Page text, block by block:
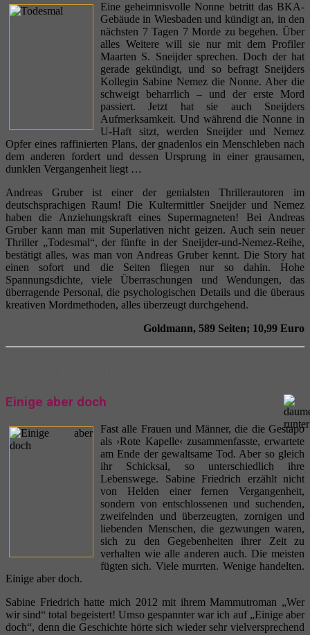
Eine geheimnisvolle Nonne betritt das BKA-
Gebäude in Wiesbaden und kündigt an, in den
nächsten 7 Tagen 7 Morde zu begehen. Über
alles Weitere will sie nur mit dem Profiler
Maarten S. Sneijder sprechen. Doch der hat
gerade gekündigt, und so befragt Sneijders
Kollegin Sabine Nemez die Nonne. Aber die
schweigt beharrlich – und der erste Mord
passiert. Jetzt hat sie auch Sneijders
Aufmerksamkeit. Und während die Nonne in
U-Haft sitzt, werden Sneijder und Nemez
Opfer eines raffinierten Plans, der gnadenlos ein Menschleben nach
dem anderen fordert und dessen Ursprung in einer grausamen,
dunklen Vergangenheit liegt …
Andreas Gruber ist einer der genialsten Thrillerautoren im
deutschsprachigen Raum! Die Kultermittler Sneijder und Nemez
haben die Anziehungskraft eines Supermagneten! Bei Andreas
Gruber kann man mit Superlativen nicht geizen. Auch sein neuer
Thriller „Todesmal“, der fünfte in der Sneijder-und-Nemez-Reihe,
bestätigt alles, was man von Andreas Gruber kennt. Die Story hat
einen sofort und die Seiten fliegen nur so dahin. Hohe
Spannungsdichte, viele Überraschungen und Wendungen, das
überragende Personal, die psychologischen Details und die überaus
kreativen Mordmethoden, alles überzeugt durchgehend.
Goldmann, 589 Seiten; 10,99 Euro
Einige aber doch
Fast alle Frauen und Männer, die die Gestapo
als ›Rote Kapelle‹ zusammenfasste, erwartete
am Ende der gewaltsame Tod. Aber so gleich
ihr Schicksal, so unterschiedlich ihre
Lebenswege. Sabine Friedrich erzählt nicht
von Helden einer fernen Vergangenheit,
sondern von entschlossenen und suchenden,
zweifelnden und überzeugten, zornigen und
liebenden Menschen, die gezwungen waren,
sich zu den Gegebenheiten ihrer Zeit zu
verhalten wie alle anderen auch. Die meisten
fügten sich. Viele murrten. Wenige handelten.
Einige aber doch.
Sabine Friedrich hatte mich 2012 mit ihrem Mammutroman „Wer
wir sind“ total begeistert! Umso gespannter war ich auf „Einige aber
doch“, denn die Geschichte hörte sich wieder sehr vielversprechend